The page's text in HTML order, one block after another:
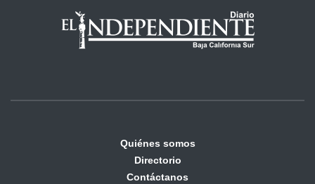
Quiénes somos
Directorio
Contáctanos